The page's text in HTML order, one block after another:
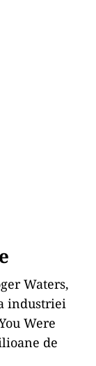
Waters,
industriei
Were
de